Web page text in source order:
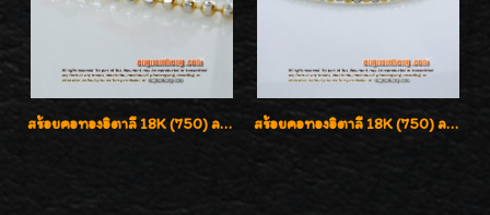
สร้อยคอทองอิตาลี 18K (750) ลายยินตันแกะมูนคัดสวย ลายนี้เงามากๆค่ะ ใส่ทนแข็งแรง สร้อยคอทองอิตาลี 18K (750) ลายสวยตัดเหลี่ยมคมชัด ใส่สวยน่ารักค่ะ